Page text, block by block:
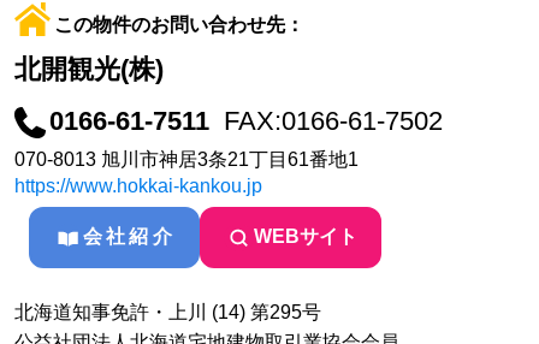
この物件のお問い合わせ先：
北開観光(株)
0166-61-7511 FAX:0166-61-7502
070-8013 旭川市神居3条21丁目61番地1
https://www.hokkai-kankou.jp
会社紹介 WEBサイト
北海道知事免許・上川 (14) 第295号